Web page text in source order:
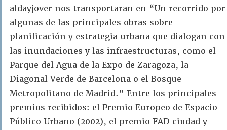
aldayjover nos transportaran en “Un recorrido por
algunas de las principales obras sobre
planificación y estrategia urbana que dialogan con
las inundaciones y las infraestructuras, como el
Parque del Agua de la Expo de Zaragoza, la
Diagonal Verde de Barcelona o el Bosque
Metropolitano de Madrid.” Entre los principales
premios recibidos: el Premio Europeo de Espacio
Público Urbano (2002), el premio FAD ciudad y